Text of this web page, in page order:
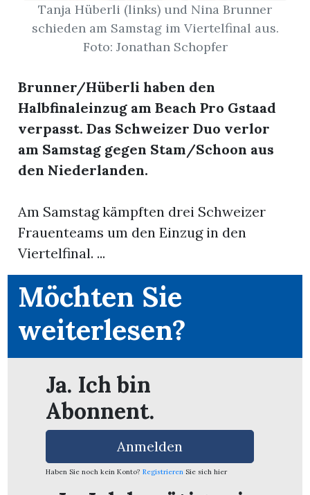
Tanja Hüberli (links) und Nina Brunner
schieden am Samstag im Viertelfinal aus.
Foto: Jonathan Schopfer
Brunner/Hüberli haben den
Halbfinaleinzug am Beach Pro Gstaad
verpasst. Das Schweizer Duo verlor
am Samstag gegen Stam/Schoon aus
den Niederlanden.
Am Samstag kämpften drei Schweizer
Frauenteams um den Einzug in den
Viertelfinal. ...
Möchten Sie
weiterlesen?
Ja. Ich bin
Abonnent.
Anmelden
Haben Sie noch kein Konto? Registrieren Sie sich hier